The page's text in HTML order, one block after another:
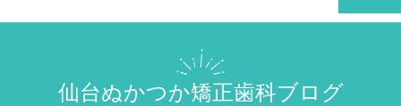
仙台ぬかつか矯正歯科ブログ